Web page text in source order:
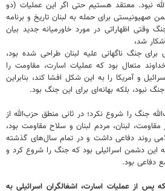
نبود. معتقد هستیم حتی اگر این عملیات (دو
برای حمله به لبنان تاریخ و برنامه
وقتی اظهاراتی در مورد خاورمیانه جدید بیان
شد،
جنگ ناگهانی علیه لبنان طراحی شده بود،
متعال بود که عملیات اسارت، مقاومت را
و آمریکا را به این شکل افشا کند، بنابراین
نبود، بلکه بهانه‌ای برای این جنگ بود.
جنگ را شروع نکرد؛ در ثانی منطق حزب‌الله از
از مقاومت، لبنان، مردم لبنان و سلاح مقاومت بود،
روند دفاعی داشت و در تمام سال‌های گذشته
این دشمن اسرائیلی بود که جنگ را شروع کرد و
دفاعی بود.
پس از عملیات اسارت، اشغالگران اسرائیلی به